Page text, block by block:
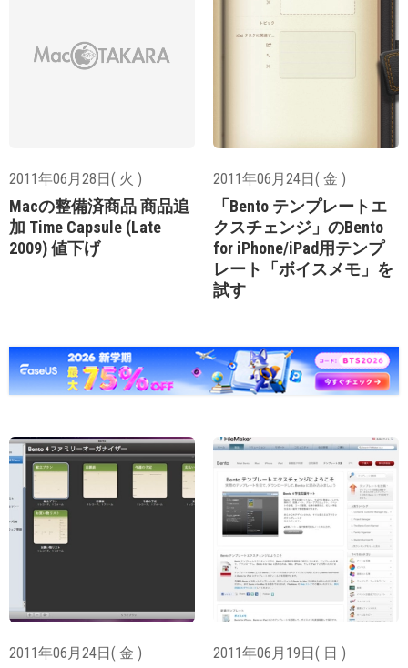
2011年06月28日( 火 )
Macの整備済商品 商品追
加 Time Capsule (Late
2009) 値下げ
2011年06月24日( 金 )
「Bento テンプレートエ
クスチェンジ」のBento
for iPhone/iPad用テンプ
レート「ボイスメモ」を
試す
2011年06月24日( 金 ) 2011年06月19日( 日 )